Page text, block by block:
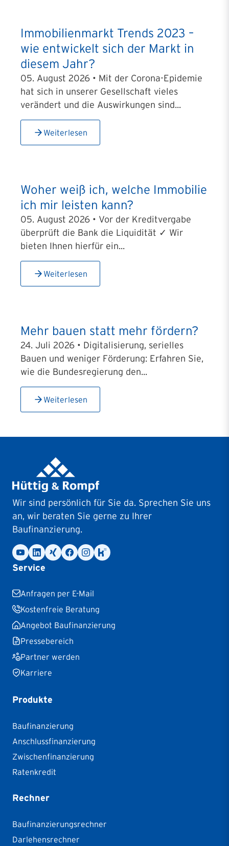
Immobilienmarkt Trends 2023 –
wie entwickelt sich der Markt in
diesem Jahr?
05. August 2026 • Mit der Corona-Epidemie
hat sich in unserer Gesellschaft vieles
verändert und die Auswirkungen sind...
Weiterlesen
Woher weiß ich, welche Immobilie
ich mir leisten kann?
05. August 2026 • Vor der Kreditvergabe
überprüft die Bank die Liquidität ✓ Wir
bieten Ihnen hierfür ein...
Weiterlesen
Mehr bauen statt mehr fördern?
24. Juli 2026 • Digitalisierung, serielles
Bauen und weniger Förderung: Erfahren Sie,
wie die Bundesregierung den...
Weiterlesen
Wir sind persönlich für Sie da. Sprechen Sie uns
an, wir beraten Sie gerne zu Ihrer
Baufinanzierung.
Service
Anfragen per E-Mail
Kostenfreie Beratung
Angebot Baufinanzierung
Pressebereich
Partner werden
Karriere
Produkte
Baufinanzierung
Anschlussfinanzierung
Zwischenfinanzierung
Ratenkredit
Rechner
Baufinanzierungsrechner
Darlehensrechner